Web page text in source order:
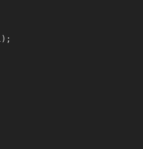
);